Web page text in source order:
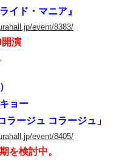
イド・マニア』
event/8383/
演
ョー
ージュ コラージュ」
event/8405/
を検討中。